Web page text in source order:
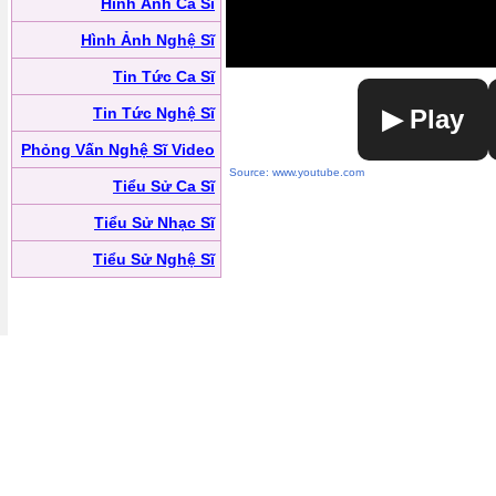
Hình Ảnh Nghệ Sĩ
Tin Tức Ca Sĩ
Tin Tức Nghệ Sĩ
Phỏng Vấn Nghệ Sĩ Video
Tiểu Sử Ca Sĩ
Tiểu Sử Nhạc Sĩ
Tiểu Sử Nghệ Sĩ
▶ Play
Source: www.youtube.com